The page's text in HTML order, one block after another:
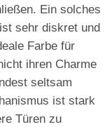
Ein solches
sehr diskret und
Farbe für
ihren Charme
seltsam
ist stark
Türen zu